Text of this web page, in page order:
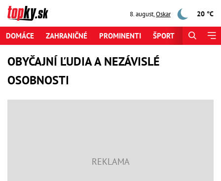
8. august,Oskar 20 °C
DOMÁCE ZAHRANIČNÉ PROMINENTI ŠPORT
OBYČAJNÍ ĽUDIA A NEZÁVISLÉ
OSOBNOSTI